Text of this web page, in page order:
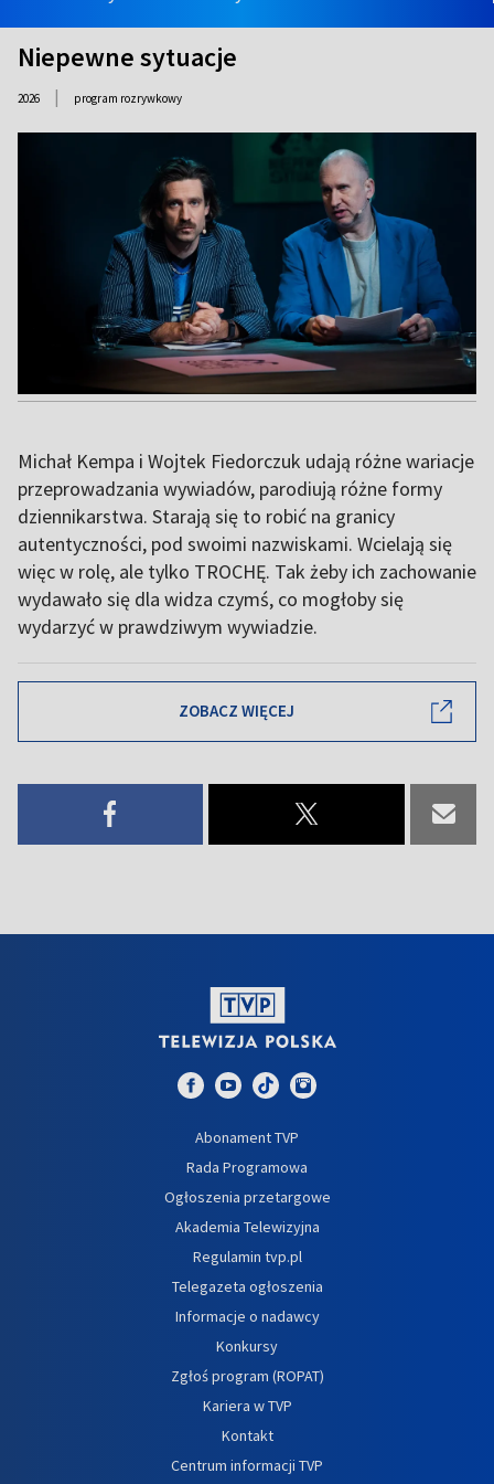
Niepewne sytuacje
2026 | program rozrywkowy
Michał Kempa i Wojtek Fiedorczuk udają różne wariacje
przeprowadzania wywiadów, parodiują różne formy
dziennikarstwa. Starają się to robić na granicy
autentyczności, pod swoimi nazwiskami. Wcielają się
więc w rolę, ale tylko TROCHĘ. Tak żeby ich zachowanie
wydawało się dla widza czymś, co mogłoby się
wydarzyć w prawdziwym wywiadzie.
ZOBACZ WIĘCEJ
Abonament TVP
Rada Programowa
Ogłoszenia przetargowe
Akademia Telewizyjna
Regulamin tvp.pl
Telegazeta ogłoszenia
Informacje o nadawcy
Konkursy
Zgłoś program (ROPAT)
Kariera w TVP
Kontakt
Centrum informacji TVP